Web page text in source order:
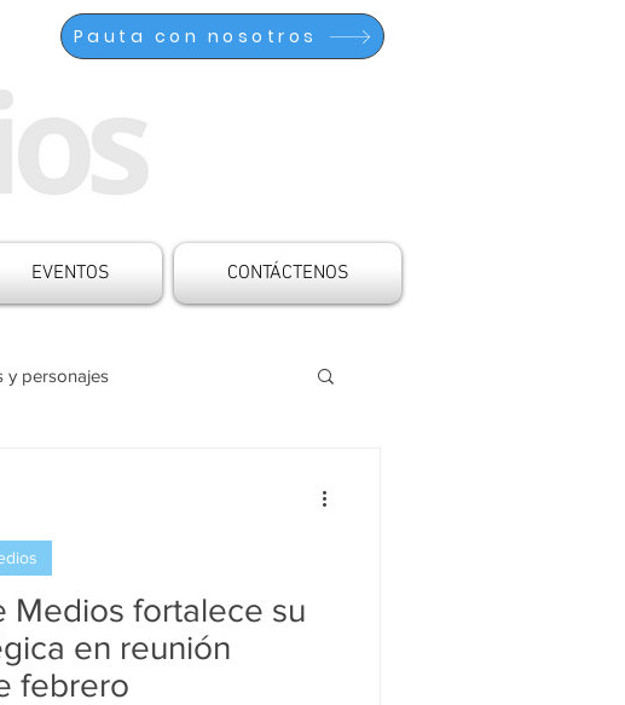
Pauta con nosotros
EVENTOS CONTÁCTENOS
y personajes
Medios fortalece su
en reunión
febrero